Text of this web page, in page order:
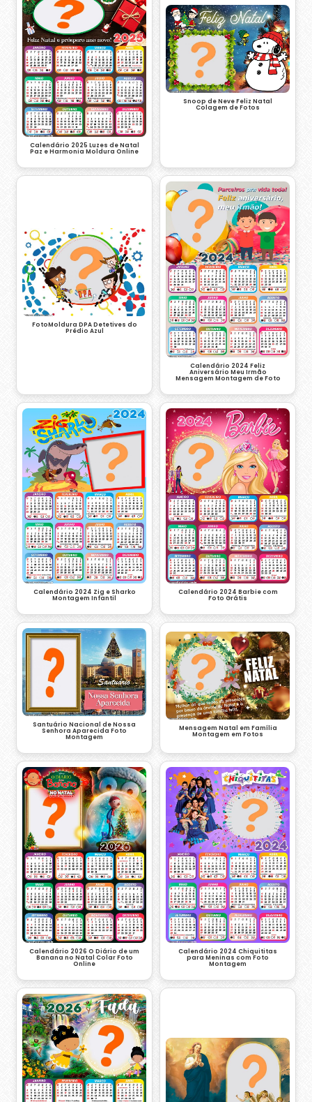
Calendário 2025 Luzes de Natal
Paz e Harmonia Moldura Online
Snoop de Neve Feliz Natal
Colagem de Fotos
FotoMoldura DPA Detetives do
Prédio Azul
Calendário 2024 Feliz
Aniversário Meu Irmão
Mensagem Montagem de Foto
Calendário 2024 Zig e Sharko
Montagem Infantil
Calendário 2024 Barbie com
Foto Grátis
Santuário Nacional de Nossa
Senhora Aparecida Foto
Montagem
Mensagem Natal em Família
Montagem em Fotos
Calendário 2026 O Diário de um
Banana no Natal Colar Foto
Online
Calendário 2024 Chiquititas
para Meninas com Foto
Montagem